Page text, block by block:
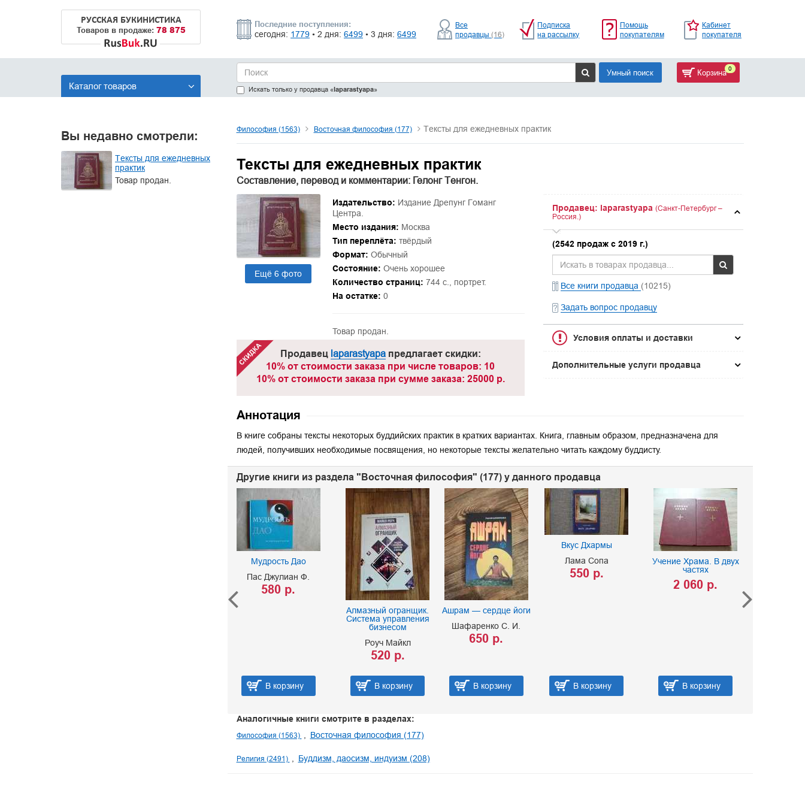
РУССКАЯ БУКИНИСТИКА
Товаров в продаже: 78 875
Последние поступления:
сегодня: 1779 • 2 дня: 6499 • 3 дня: 6499
Все
продавцы (16)
Подписка
на рассылку
Помощь
покупателям
Кабинет
покупателя
Каталог товаров Искать только у продавца «laparastyapa»
Умный поиск Корзина 0
Вы недавно смотрели:
Тексты для ежедневных
практик
Товар продан.
Философия (1563) Восточная философия (177) Тексты для ежедневных практик
Тексты для ежедневных практик
Составление, перевод и комментарии: Гелонг Тенгон.
Ещё 6 фото
Издательство: Издание Дрепунг Гоманг
Центра.
Место издания: Москва
Тип переплёта: твёрдый
Формат: Обычный
Состояние: Очень хорошее
Количество страниц: 744 с., портрет.
На остатке: 0
Товар продан.
Продавец laparastyapaпредлагает скидки:
10% от стоимости заказа при числе товаров: 10
10% от стоимости заказа при сумме заказа: 25000 р.
Продавец: laparastyapa (Санкт-Петербург –
Россия.)
(2542 продаж с 2019 г.)
Все книги продавца (10215)
Задать вопрос продавцу
Условия оплаты и доставки
Дополнительные услуги продавца
Аннотация
В книге собраны тексты некоторых буддийских практик в кратких вариантах. Книга, главным образом, предназначена для
людей, получивших необходимые посвящения, но некоторые тексты желательно читать каждому буддисту.
Другие книги из раздела "Восточная философия" (177) у данного продавца
Мудрость Дао
Пас Джулиан Ф.
580 р.
В корзину
Алмазный огранщик.
Система управления
бизнесом
Роуч Майкл
520 р.
В корзину
Ашрам — сердце йоги
Шафаренко С. И.
650 р.
В корзину
Вкус Дхармы
Лама Сопа
550 р.
В корзину
Учение Храма. В двух
частях
2 060 р.
В корзину
Аналогичные книги смотрите в разделах:
Философия (1563) Восточная философия (177)
Религия (2491) Буддизм, даосизм, индуизм (208)